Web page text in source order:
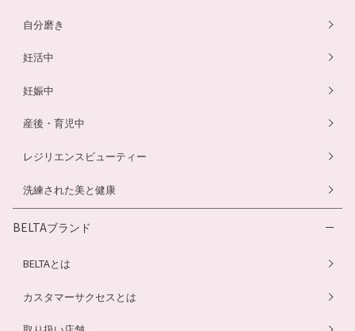
幼児食サービス
骨盤ベルト
自分磨き
妊活中
妊娠中
産後・育児中
レジリエンスビューティー
洗練された美と健康
BELTAブランド
BELTAとは
カスタマーサクセスとは